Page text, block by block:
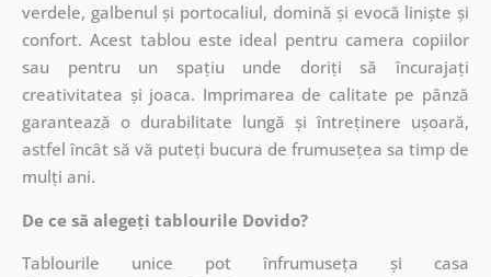
verdele, galbenul și portocaliul, domină și evocă liniște și
confort. Acest tablou este ideal pentru camera copiilor
sau pentru un spațiu unde doriți să încurajați
creativitatea și joaca. Imprimarea de calitate pe pânză
garantează o durabilitate lungă și întreținere ușoară,
astfel încât să vă puteți bucura de frumusețea sa timp de
mulți ani.
De ce să alegeți tablourile Dovido?
Tablourile unice pot înfrumuseța și casa